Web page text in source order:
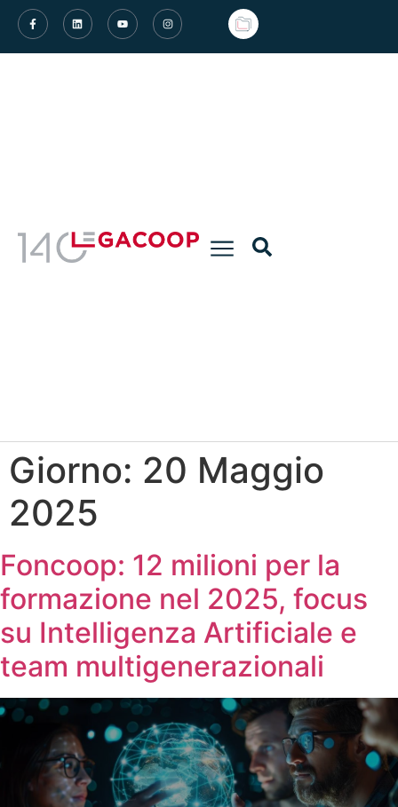
Giorno: 20 Maggio
2025
Foncoop: 12 milioni per la
formazione nel 2025, focus
su Intelligenza Artificiale e
team multigenerazionali